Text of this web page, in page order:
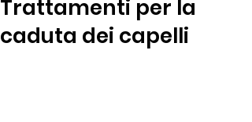
Trattamenti per la
caduta dei capelli